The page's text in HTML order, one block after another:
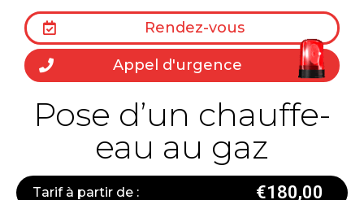
Rendez-vous
Appel d'urgence
Pose d’un chauffe-
eau au gaz
Tarif à partir de : €180,00